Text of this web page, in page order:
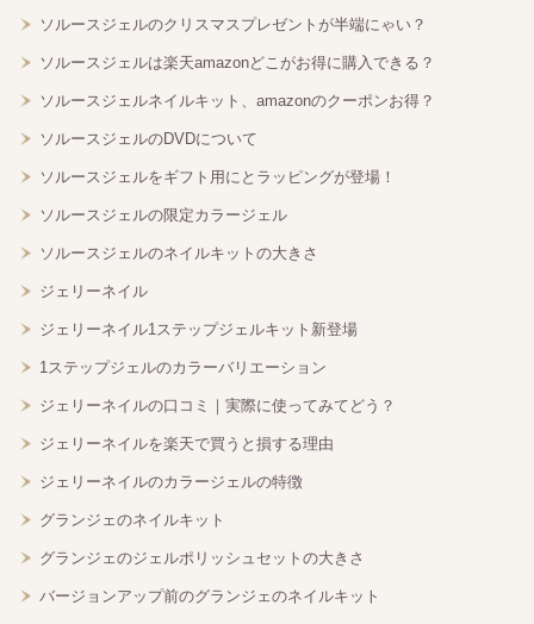
ソルースジェルのクリスマスプレゼントが半端にゃい？
ソルースジェルは楽天amazonどこがお得に購入できる？
ソルースジェルネイルキット、amazonのクーポンお得？
ソルースジェルのDVDについて
ソルースジェルをギフト用にとラッピングが登場！
ソルースジェルの限定カラージェル
ソルースジェルのネイルキットの大きさ
ジェリーネイル
ジェリーネイル1ステップジェルキット新登場
1ステップジェルのカラーバリエーション
ジェリーネイルの口コミ｜実際に使ってみてどう？
ジェリーネイルを楽天で買うと損する理由
ジェリーネイルのカラージェルの特徴
グランジェのネイルキット
グランジェのジェルポリッシュセットの大きさ
バージョンアップ前のグランジェのネイルキット